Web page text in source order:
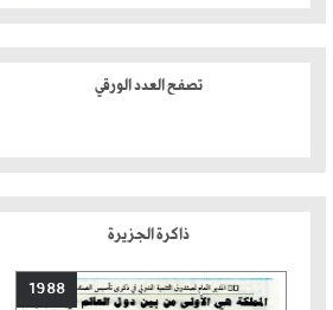
تصفح العدد الورقي
ذاكرة الجزيرة
1988